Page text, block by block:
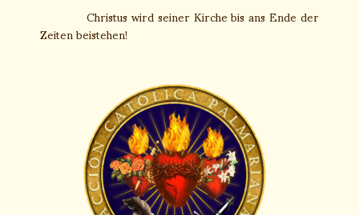
Christus wird seiner Kirche bis ans Ende der
Zeiten beistehen!